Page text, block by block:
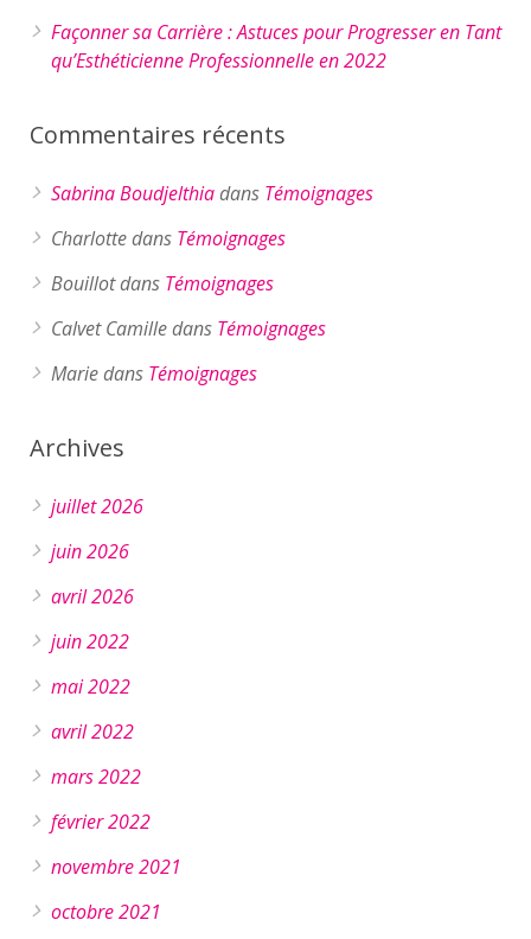
Façonner sa Carrière : Astuces pour Progresser en Tant
qu’Esthéticienne Professionnelle en 2022
Commentaires récents
Sabrina Boudjelthiadans Témoignages
Charlottedans Témoignages
Bouillotdans Témoignages
Calvet Camilledans Témoignages
Mariedans Témoignages
Archives
juillet 2026
juin 2026
avril 2026
juin 2022
mai 2022
avril 2022
mars 2022
février 2022
novembre 2021
octobre 2021